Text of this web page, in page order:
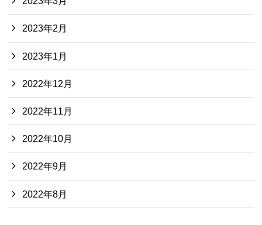
2023年2月
2023年1月
2022年12月
2022年11月
2022年10月
2022年9月
2022年8月